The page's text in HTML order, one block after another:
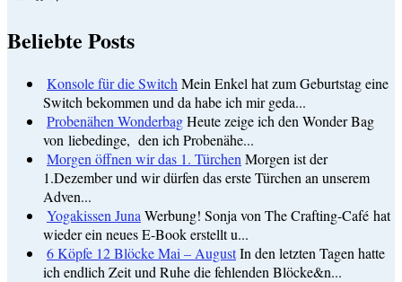
Beliebte Posts
Konsole für die Switch Mein Enkel hat zum Geburtstag eine
Switch bekommen und da habe ich mir geda...
Probenähen WonderbagHeute zeige ich den Wonder Bag
von liebedinge, den ich Probenähe...
Morgen öffnen wir das 1. Türchen Morgen ist der
1.Dezember und wir dürfen das erste Türchen an unserem
Adven...
Yogakissen Juna Werbung! Sonja von The Crafting-Café hat
wieder ein neues E-Book erstellt u...
6 Köpfe 12 Blöcke Mai – AugustIn den letzten Tagen hatte
ich endlich Zeit und Ruhe die fehlenden Blöcke&n...